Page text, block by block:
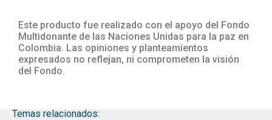
Este producto fue realizado con el apoyo del Fondo
Multidonante de las Naciones Unidas para la paz en
Colombia. Las opiniones y planteamientos
expresados no reflejan, ni comprometen la visión
del Fondo.
Temas relacionados: